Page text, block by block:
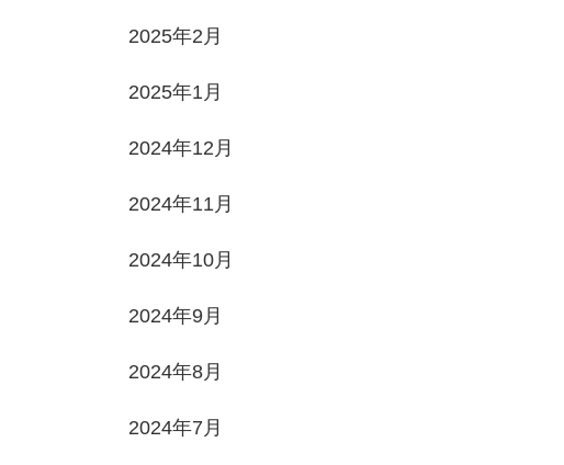
2025年2月
2025年1月
2024年12月
2024年11月
2024年10月
2024年9月
2024年8月
2024年7月